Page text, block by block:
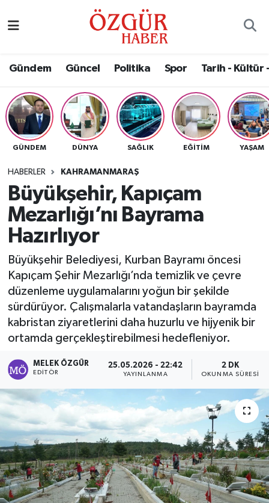
Gündem Güncel Politika Spor Tarih - Kültür
GÜNDEM DÜNYA SAĞLIK EĞITIM YAŞAM
HABERLER KAHRAMANMARAŞ
Büyükşehir, Kapıçam
Mezarlığı’nı Bayrama
Hazırlıyor
Büyükşehir Belediyesi, Kurban Bayramı öncesi
Kapıçam Şehir Mezarlığı’nda temizlik ve çevre
düzenleme uygulamalarını yoğun bir şekilde
sürdürüyor. Çalışmalarla vatandaşların bayramda
kabristan ziyaretlerini daha huzurlu ve hijyenik bir
ortamda gerçekleştirebilmesi hedefleniyor.
MELEK ÖZGÜR
EDITÖR
25.05.2026 - 22:42
YAYINLANMA
2 DK
OKUNMA SÜRESI
Eğitim
Ekonomi
Güncel
Gündem
Magazin
Politika
Sağlık
Spor
Nöbetçi Eczaneler
Namaz Vakitleri
Trafik Durumu
Süper Lig Puan Durumu ve Fikstür
Tüm Manşetler
Son Dakika Haberleri
Haber Arşivi